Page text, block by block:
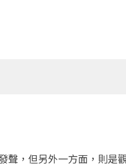
聲，但另外一方面，則是